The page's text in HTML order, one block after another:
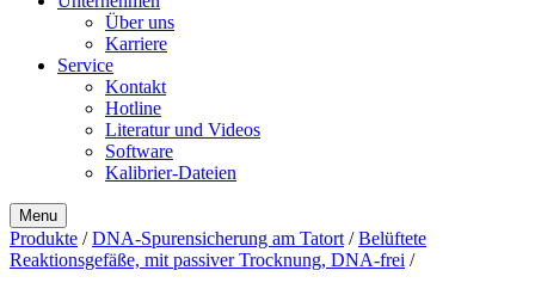
Über uns
Karriere
Service
Kontakt
Hotline
Literatur und Videos
Software
Kalibrier-Dateien
Menu
Produkte /DNA-Spurensicherung am Tatort /Belüftete
Reaktionsgefäße, mit passiver Trocknung, DNA-frei /